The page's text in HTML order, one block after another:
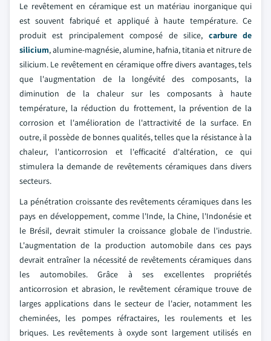
Le revêtement en céramique est un matériau inorganique qui
est souvent fabriqué et appliqué à haute température. Ce
produit est principalement composé de silice, carbure de
silicium, alumine-magnésie, alumine, hafnia, titania et nitrure de
silicium. Le revêtement en céramique offre divers avantages, tels
que l'augmentation de la longévité des composants, la
diminution de la chaleur sur les composants à haute
température, la réduction du frottement, la prévention de la
corrosion et l'amélioration de l'attractivité de la surface. En
outre, il possède de bonnes qualités, telles que la résistance à la
chaleur, l'anticorrosion et l'efficacité d'altération, ce qui
stimulera la demande de revêtements céramiques dans divers
secteurs.
La pénétration croissante des revêtements céramiques dans les
pays en développement, comme l'Inde, la Chine, l'Indonésie et
le Brésil, devrait stimuler la croissance globale de l'industrie.
L'augmentation de la production automobile dans ces pays
devrait entraîner la nécessité de revêtements céramiques dans
les automobiles. Grâce à ses excellentes propriétés
anticorrosion et abrasion, le revêtement céramique trouve de
larges applications dans le secteur de l'acier, notamment les
cheminées, les pompes réfractaires, les roulements et les
briques. Les revêtements à oxyde sont largement utilisés en